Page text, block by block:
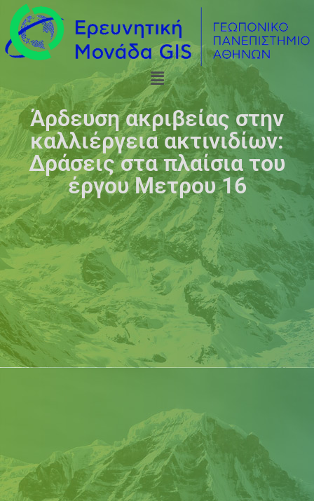
Άρδευση ακριβείας στην
καλλιέργεια ακτινιδίων:
Δράσεις στα πλαίσια του
έργου Μετρου 16